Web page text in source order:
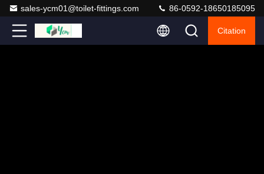
sales-ycm01@toilet-fittings.com 86-0592-18650185095
Citation